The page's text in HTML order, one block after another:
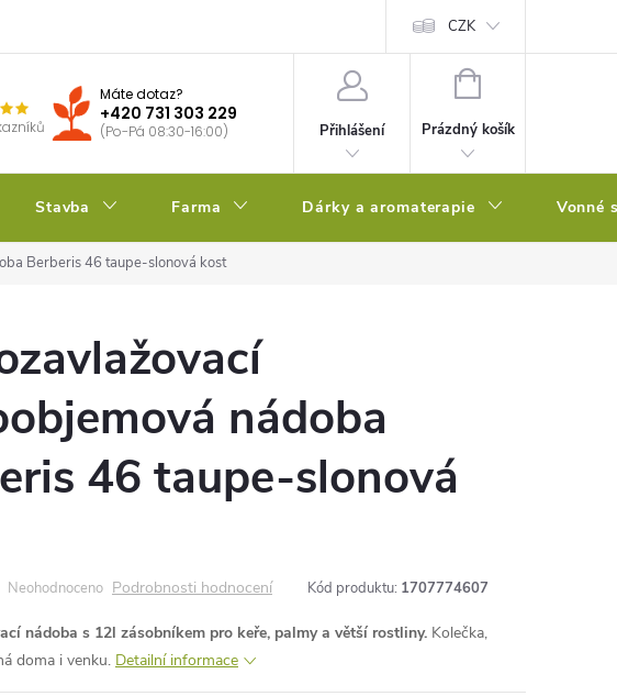
CZK
Máte dotaz?
+420 731 303 229
(Po-Pá 08:30-16:00) Přihlášení
NÁKUPNÍ
Prázdný košík
Stavba Farma Dárky a aromaterapie Vonné
Berberis 46 taupe-slonová kost
nádoba
46 taupe-slonová
Neohodnoceno Podrobnosti hodnocení Kód produktu: 1707774607
nádoba s 12l zásobníkem pro keře, palmy a větší rostliny. Kolečka,
doma i venku. Detailní informace